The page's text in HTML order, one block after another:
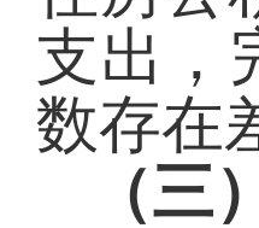
支出，
数存在
（